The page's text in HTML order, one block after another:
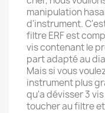
manipulation
d'instrument.
filtre ERF est
vis contenant le
part adapté au
Mais si vous
instrument plus
qu'a dévisser 3
toucher au filtre